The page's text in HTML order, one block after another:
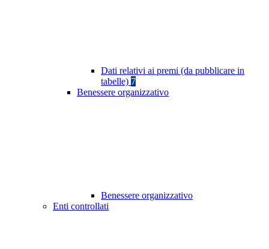
Dati relativi ai premi (da pubblicare in
tabelle) 7
Benessere organizzativo
Benessere organizzativo
Enti controllati